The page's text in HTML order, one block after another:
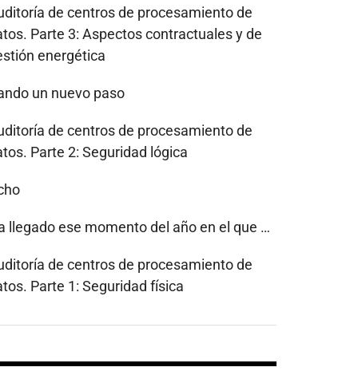
de centros de procesamiento de
Parte 3: Aspectos contractuales y de
energética
un nuevo paso
de centros de procesamiento de
Parte 2: Seguridad lógica
llegado ese momento del año en el que …
de centros de procesamiento de
Parte 1: Seguridad física